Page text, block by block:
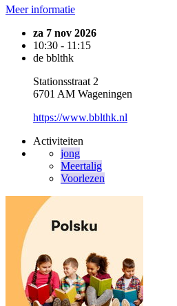
Meer informatie
za 7 nov 2026
10:30 - 11:15
de bblthk
Stationsstraat 2
6701 AM Wageningen
https://www.bblthk.nl
Activiteiten
jong
Meertalig
Voorlezen